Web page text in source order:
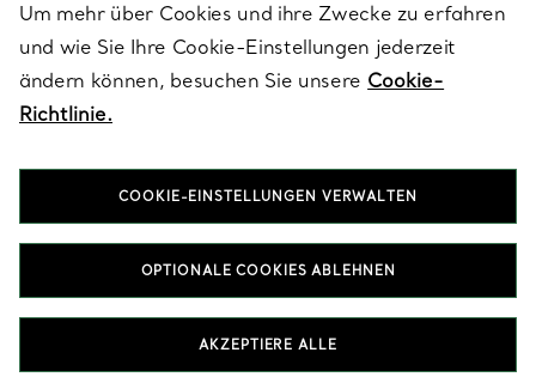
RECHTLICHE HINWEISE
FOLGEN SIE UNS
T&Co. 2026
Um mehr über Cookies und ihre Zwecke zu erfahren
und wie Sie Ihre Cookie-Einstellungen jederzeit
ändern können, besuchen Sie unsere Cookie-
Richtlinie.
COOKIE-EINSTELLUNGEN VERWALTEN
OPTIONALE COOKIES ABLEHNEN
AKZEPTIERE ALLE